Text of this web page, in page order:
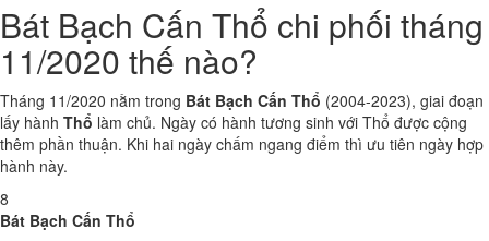
Bát Bạch Cấn Thổ chi phối tháng
11/2020 thế nào?
Tháng 11/2020 nằm trong Bát Bạch Cấn Thổ (2004-2023), giai đoạn
lấy hành Thổ làm chủ. Ngày có hành tương sinh với Thổ được cộng
thêm phần thuận. Khi hai ngày chấm ngang điểm thì ưu tiên ngày hợp
hành này.
8
Bát Bạch Cấn Thổ